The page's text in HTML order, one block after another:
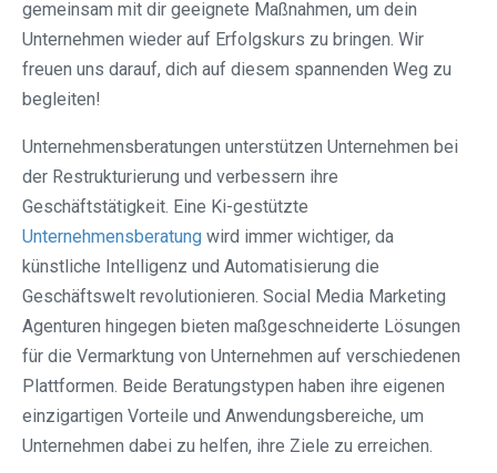
gemeinsam mit dir geeignete Maßnahmen, um dein
Unternehmen wieder auf Erfolgskurs zu bringen. Wir
freuen uns darauf, dich auf diesem spannenden Weg zu
begleiten!
Unternehmensberatungen unterstützen Unternehmen bei
der Restrukturierung und verbessern ihre
Geschäftstätigkeit. Eine Ki-gestützte
Unternehmensberatung wird immer wichtiger, da
künstliche Intelligenz und Automatisierung die
Geschäftswelt revolutionieren. Social Media Marketing
Agenturen hingegen bieten maßgeschneiderte Lösungen
für die Vermarktung von Unternehmen auf verschiedenen
Plattformen. Beide Beratungstypen haben ihre eigenen
einzigartigen Vorteile und Anwendungsbereiche, um
Unternehmen dabei zu helfen, ihre Ziele zu erreichen.